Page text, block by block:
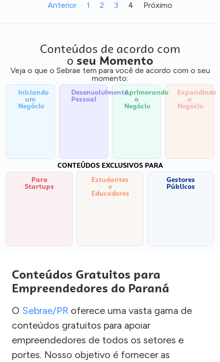
Anterior 1 2 3 4 Próximo
Conteúdos de acordo com
o seu Momento
Veja o que o Sebrae tem para você de acordo com o seu
momento:
Iniciando
um
Negócio
Desenvolvimento
Pessoal
Aprimorando
o
Negócio
Expandindo
o
Negócio
CONTEÚDOS EXCLUSIVOS PARA
Para
Startups
Estudantes
e
Educadores
Gestores
Públicos
Conteúdos Gratuitos para
Empreendedores do Paraná
O Sebrae/PR oferece uma vasta gama de
conteúdos gratuitos para apoiar
empreendedores de todos os setores e
portes. Nosso objetivo é fornecer as